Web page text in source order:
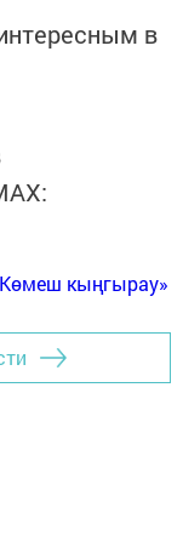
в
кыңгырау»